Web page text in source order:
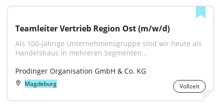
Teamleiter Vertrieb Region Ost (m/w/d)
Als 100-jährige Unternehmens­gruppe sind wir heute als
Handels­haus in mehreren Segmenten...
Prodinger Organisation GmbH & Co. KG
Magdeburg Vollzeit